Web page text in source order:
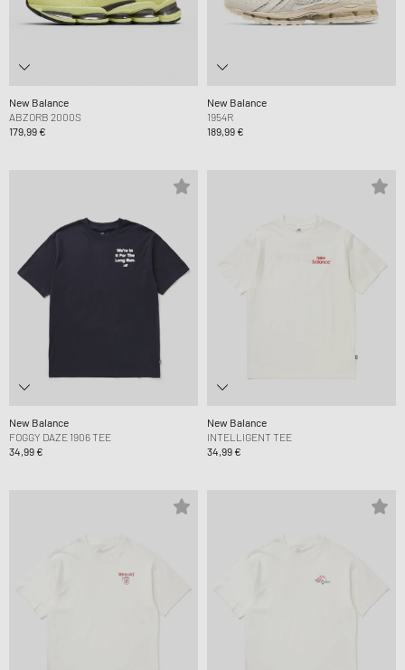
New Balance
ABZORB 2000S
179,99 €
New Balance
1954R
189,99 €
New Balance
FOGGY DAZE 1906 TEE
34,99 €
New Balance
INTELLIGENT TEE
34,99 €